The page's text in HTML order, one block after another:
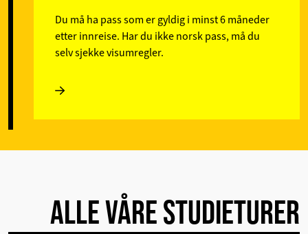
Du må ha pass som er gyldig i minst 6 måneder
etter innreise. Har du ikke norsk pass, må du
selv sjekke visumregler.
ALLE VÅRE STUDIETURER